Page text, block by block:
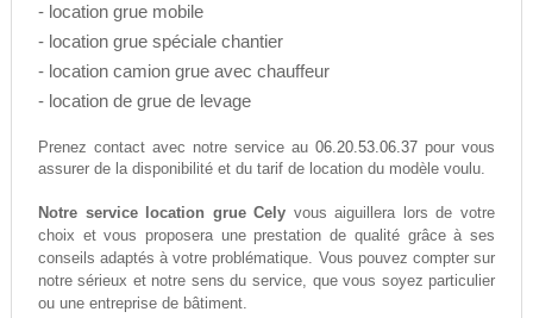
- location grue mobile
- location grue spéciale chantier
- location camion grue avec chauffeur
- location de grue de levage
Prenez contact avec notre service au06.20.53.06.37 pour vous
assurer de la disponibilité et du tarif de location du modèle voulu.
Notre service location grue Cely vous aiguillera lors de votre
choix et vous proposera une prestation de qualité grâce à ses
conseils adaptés à votre problématique. Vous pouvez compter sur
notre sérieux et notre sens du service, que vous soyez particulier
ou une entreprise de bâtiment.